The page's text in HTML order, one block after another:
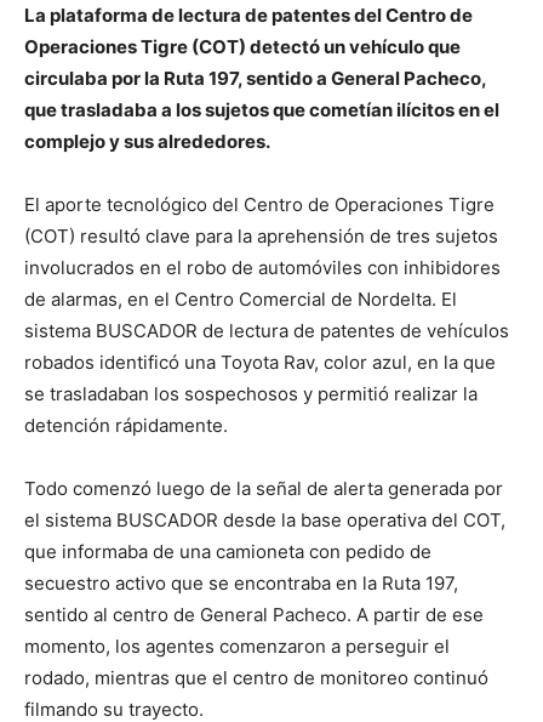
La plataforma de lectura de patentes del Centro de
Operaciones Tigre (COT) detectó un vehículo que
circulaba por la Ruta 197, sentido a General Pacheco,
que trasladaba a los sujetos que cometían ilícitos en el
complejo y sus alrededores.
El aporte tecnológico del Centro de Operaciones Tigre
(COT) resultó clave para la aprehensión de tres sujetos
involucrados en el robo de automóviles con inhibidores
de alarmas, en el Centro Comercial de Nordelta. El
sistema BUSCADOR de lectura de patentes de vehículos
robados identificó una Toyota Rav, color azul, en la que
se trasladaban los sospechosos y permitió realizar la
detención rápidamente.
Todo comenzó luego de la señal de alerta generada por
el sistema BUSCADOR desde la base operativa del COT,
que informaba de una camioneta con pedido de
secuestro activo que se encontraba en la Ruta 197,
sentido al centro de General Pacheco. A partir de ese
momento, los agentes comenzaron a perseguir el
rodado, mientras que el centro de monitoreo continuó
filmando su trayecto.